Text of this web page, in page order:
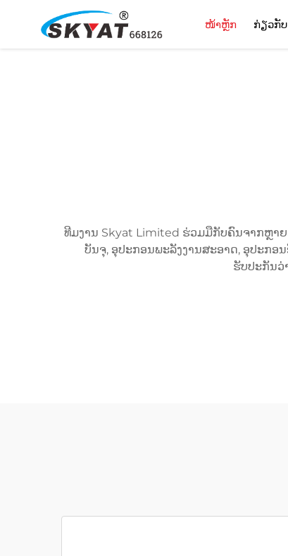
ໜ້າຫຼັກ ກ່ຽວກັບ
ທີມງານ Skyat Limited ຮ່ວມມືກັບຄົນຈາກຫຼາຍ
ບັນຈຸ, ອຸປະກອນພະລັງງານສະອາດ, ອຸປະກອ
ຮັບປະກັນວ່